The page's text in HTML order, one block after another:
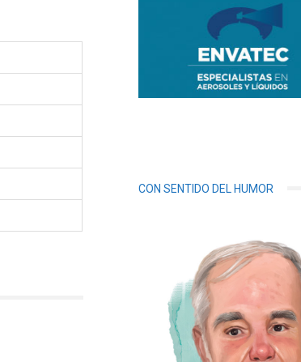
CON SENTIDO DEL HUMOR